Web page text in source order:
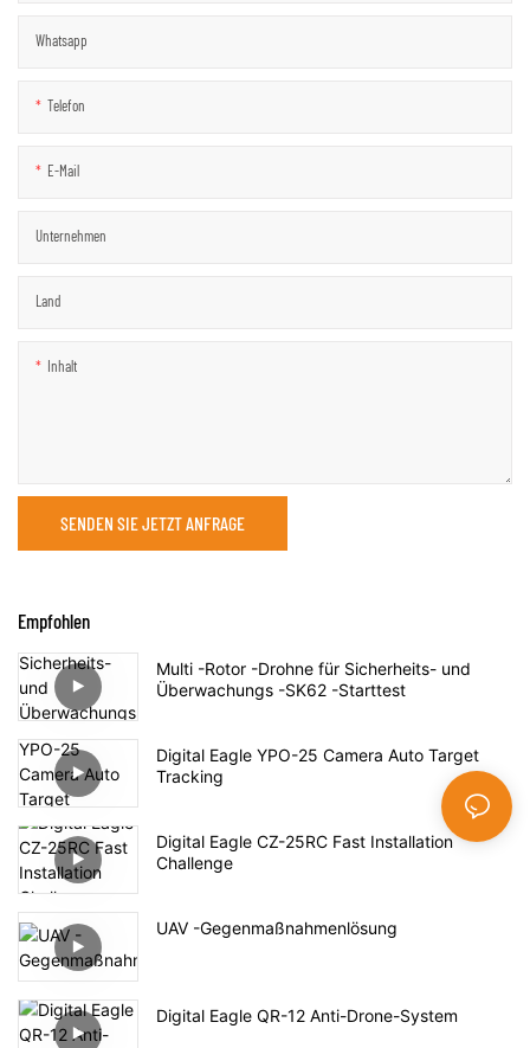
Whatsapp
Telefon
E-Mail
Unternehmen
Land
Inhalt
SENDEN SIE JETZT ANFRAGE
Empfohlen
Multi -Rotor -Drohne für Sicherheits- und
Überwachungs -SK62 -Starttest
Digital Eagle YPO-25 Camera Auto Target
Tracking
Digital Eagle CZ-25RC Fast Installation
Challenge
UAV -Gegenmaßnahmenlösung
Digital Eagle QR-12 Anti-Drone-System